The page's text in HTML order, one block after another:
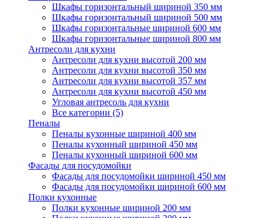
Шкафы горизонтальный шириной 350 мм
Шкафы горизонтальный шириной 500 мм
Шкафы горизонтальные шириной 600 мм
Шкафы горизонтальные шириной 800 мм
Антресоли для кухни
Антресоли для кухни высотой 200 мм
Антресоли для кухни высотой 350 мм
Антресоли для кухни высотой 357 мм
Антресоли для кухни высотой 450 мм
Угловая антресоль для кухни
Все категории (5)
Пеналы
Пеналы кухонные шириной 400 мм
Пеналы кухонный шириной 450 мм
Пеналы кухонный шириной 600 мм
Фасады для посудомойки
Фасады для посудомойки шириной 450 мм
Фасады для посудомойки шириной 600 мм
Полки кухонные
Полки кухонные шириной 200 мм